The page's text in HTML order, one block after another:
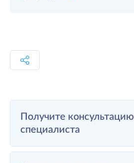
Получите консультацию
специалиста